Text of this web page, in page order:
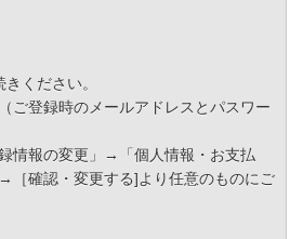
ください。
ご登録時のメールアドレスとパスワー
情報の変更」→「個人情報・お支払
確認・変更する]より任意のものにご